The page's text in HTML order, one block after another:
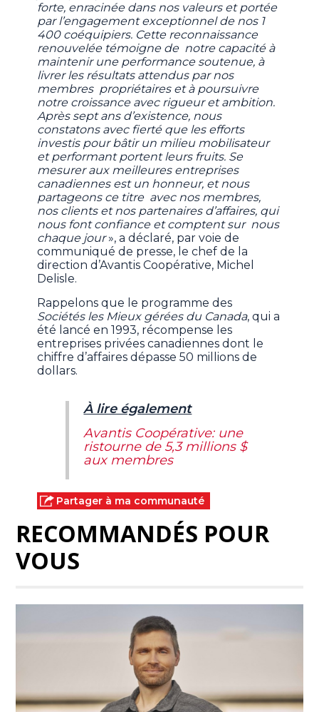
forte, enracinée dans nos valeurs et portée
par l’engagement exceptionnel de nos 1
400 coéquipiers. Cette reconnaissance
renouvelée témoigne de notre capacité à
maintenir une performance soutenue, à
livrer les résultats attendus par nos
membres propriétaires et à poursuivre
notre croissance avec rigueur et ambition.
Après sept ans d’existence, nous
constatons avec fierté que les efforts
investis pour bâtir un milieu mobilisateur
et performant portent leurs fruits. Se
mesurer aux meilleures entreprises
canadiennes est un honneur, et nous
partageons ce titre avec nos membres,
nos clients et nos partenaires d’affaires, qui
nous font confiance et comptent sur nous
chaque jour», a déclaré, par voie de
communiqué de presse, le chef de la
direction d’Avantis Coopérative, Michel
Delisle.
Rappelons que le programme des
Sociétés les Mieux gérées du Canada, qui a
été lancé en 1993, récompense les
entreprises privées canadiennes dont le
chiffre d’affaires dépasse 50 millions de
dollars.
À lire également
Avantis Coopérative: une
ristourne de 5,3 millions $
aux membres
Partager à ma communauté
RECOMMANDÉS POUR
VOUS